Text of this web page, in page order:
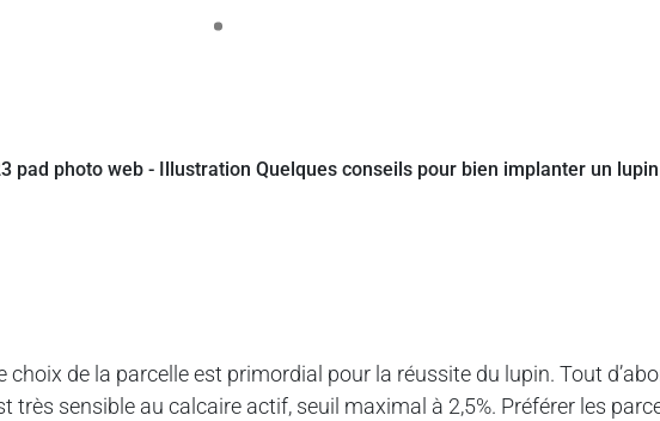
choix de la parcelle est primordial pour la réussite du lupin. Tout
très sensible au calcaire actif, seuil maximal à 2,5%. Préférer les